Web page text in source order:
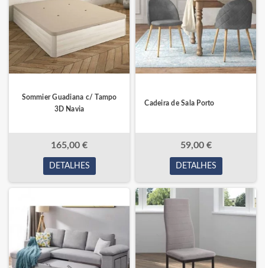
Sommier Guadiana c/ Tampo
3D Navia
165,00 €
DETALHES
Cadeira de Sala Porto
59,00 €
DETALHES